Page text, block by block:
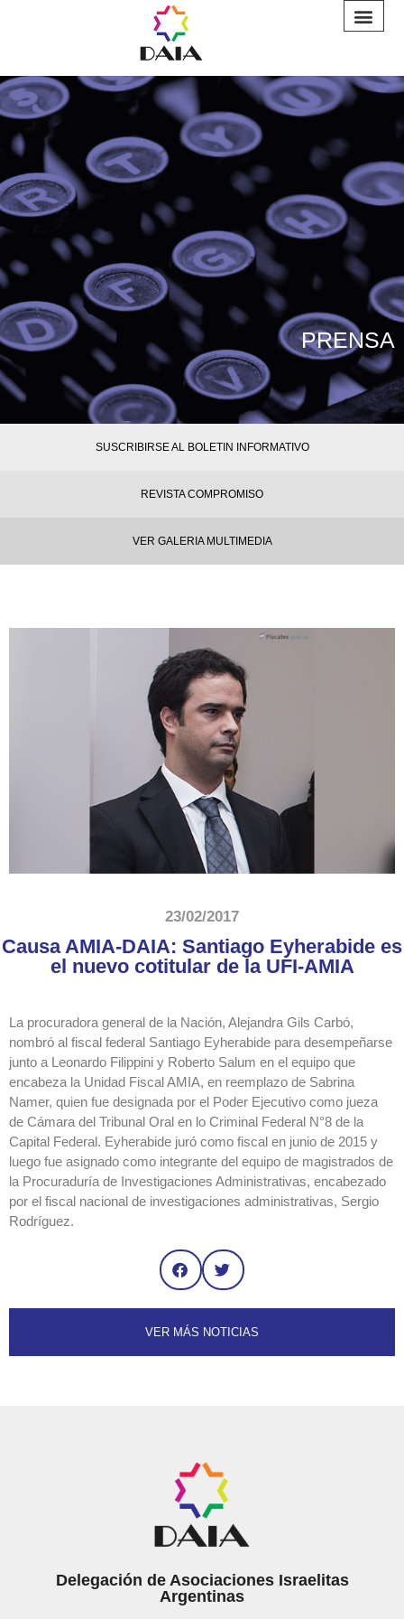
PRENSA
SUSCRIBIRSE AL BOLETIN INFORMATIVO
REVISTA COMPROMISO
VER GALERIA MULTIMEDIA
23/02/2017
Causa AMIA-DAIA: Santiago Eyherabide es
el nuevo cotitular de la UFI-AMIA
La procuradora general de la Nación, Alejandra Gils Carbó,
nombró al fiscal federal Santiago Eyherabide para desempeñarse
junto a Leonardo Filippini y Roberto Salum en el equipo que
encabeza la Unidad Fiscal AMIA, en reemplazo de Sabrina
Namer, quien fue designada por el Poder Ejecutivo como jueza
de Cámara del Tribunal Oral en lo Criminal Federal N°8 de la
Capital Federal. Eyherabide juró como fiscal en junio de 2015 y
luego fue asignado como integrante del equipo de magistrados de
la Procuraduría de Investigaciones Administrativas, encabezado
por el fiscal nacional de investigaciones administrativas, Sergio
Rodríguez.
VER MÁS NOTICIAS
Delegación de Asociaciones Israelitas
Argentinas